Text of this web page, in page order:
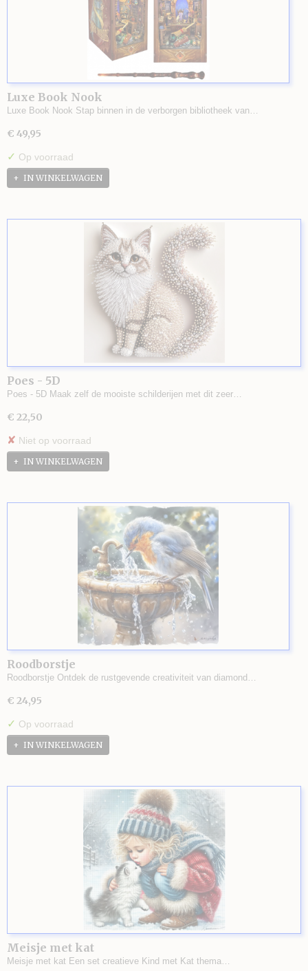
Luxe Book Nook
Luxe Book Nook Stap binnen in de verborgen bibliotheek van…
€ 49,95
✓ Op voorraad
IN WINKELWAGEN
Poes - 5D
Poes - 5D Maak zelf de mooiste schilderijen met dit zeer…
€ 22,50
✘ Niet op voorraad
IN WINKELWAGEN
Roodborstje
Roodborstje Ontdek de rustgevende creativiteit van diamond…
€ 24,95
✓ Op voorraad
IN WINKELWAGEN
Meisje met kat
Meisje met kat Een set creatieve Kind met Kat thema…